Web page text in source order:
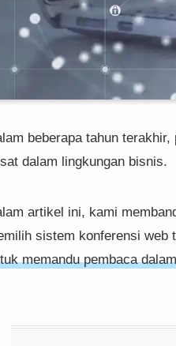
beberapa tahun
dalam lingkungan bisnis.
artikel ini, kami
sistem konferensi web
memandu pembaca